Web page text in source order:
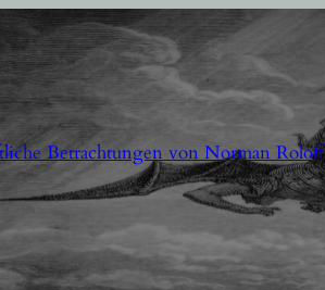
Betrachtungen von Norman Roloff